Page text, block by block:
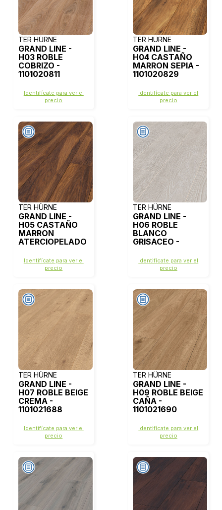
TER HÜRNE
GRAND LINE -
H03 ROBLE
COBRIZO -
1101020811
Identifícate para ver el
precio
TER HÜRNE
GRAND LINE -
H04 CASTAÑO
MARRON SEPIA -
1101020829
Identifícate para ver el
precio
TER HÜRNE
GRAND LINE -
H05 CASTAÑO
MARRON
ATERCIOPELADO
Identifícate para ver el
precio
TER HÜRNE
GRAND LINE -
H06 ROBLE
BLANCO
GRISACEO -
Identifícate para ver el
precio
TER HÜRNE
GRAND LINE -
H07 ROBLE BEIGE
CREMA -
1101021688
Identifícate para ver el
precio
TER HÜRNE
GRAND LINE -
H09 ROBLE BEIGE
CAÑA -
1101021690
Identifícate para ver el
precio